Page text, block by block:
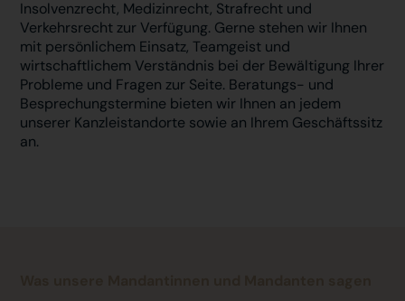
Insolvenzrecht, Medizinrecht, Strafrecht und
Verkehrsrecht zur Verfügung. Gerne stehen wir Ihnen
mit persönlichem Einsatz, Teamgeist und
wirtschaftlichem Verständnis bei der Bewältigung Ihrer
Probleme und Fragen zur Seite. Beratungs- und
Besprechungstermine bieten wir Ihnen an jedem
unserer Kanzleistandorte sowie an Ihrem Geschäftssitz
an.